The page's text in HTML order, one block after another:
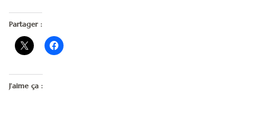
Partager :
J’aime ça :